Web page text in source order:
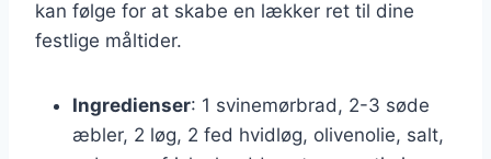
kan følge for at skabe en lækker ret til dine
festlige måltider.
Ingredienser: 1 svinemørbrad, 2-3 søde
æbler, 2 løg, 2 fed hvidløg, olivenolie, salt,